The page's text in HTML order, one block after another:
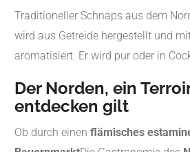
Traditioneller Schnaps aus dem
wird aus Getreide hergestellt und
aromatisiert. Er wird pur oder in
Der Norden, ein
entdecken gilt
Ob durch einen flämisches